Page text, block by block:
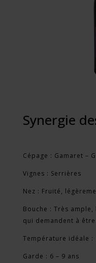
Synergie
Cépage : Gamaret –
Vignes : Serrières
Nez : Fruité,
Bouche : Très
qui demandent à
Température idéale :
Garde : 6 – 9 ans